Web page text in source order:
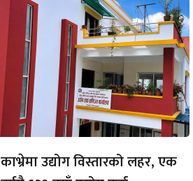
काभ्रेमा उद्योग विस्तारको लहर, एक